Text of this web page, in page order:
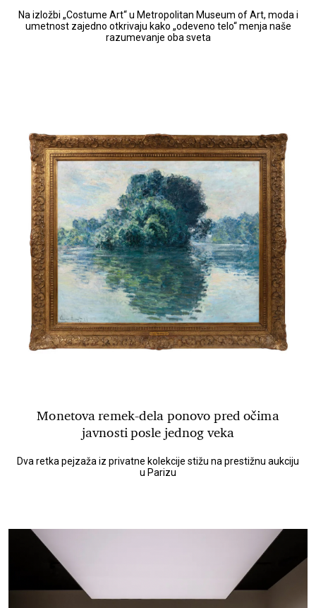
Na izložbi „Costume Art“ u Metropolitan Museum of Art, moda i
umetnost zajedno otkrivaju kako „odeveno telo“ menja naše
razumevanje oba sveta
Monetova remek-dela ponovo pred očima
javnosti posle jednog veka
Dva retka pejzaža iz privatne kolekcije stižu na prestižnu aukciju
u Parizu